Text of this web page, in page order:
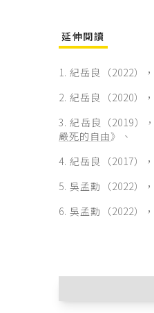
延伸閱讀
1. 紀岳良（2022）
2. 紀岳良（2020）
3. 紀岳良（2019）
嚴死的自由》、
4. 紀岳良（2017）
5. 吳孟勳（2022）
6. 吳孟勳（2022）